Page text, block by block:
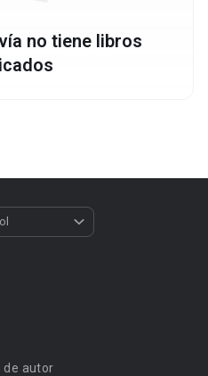
no tiene libros
de autor